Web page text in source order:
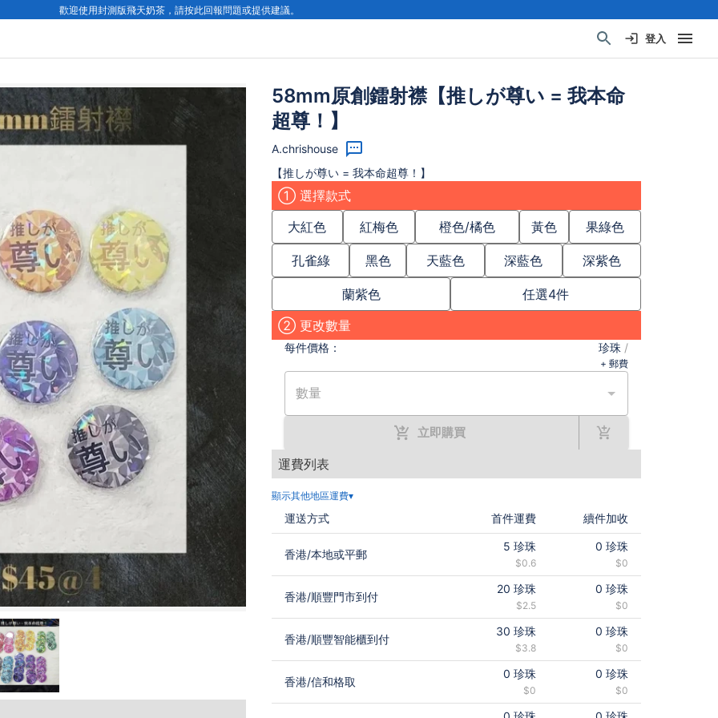
歡迎使用封測版飛天奶茶，請按此回報問題或提供建議。
登入
58mm原創鐳射襟【推しが尊い = 我本命
超尊！】
A.chrishouse
【推しが尊い = 我本命超尊！】
① 選擇款式
大紅色
紅梅色 橙色/橘色 黃色 果綠色
孔雀綠 黑色 天藍色 深藍色 深紫色
蘭紫色
任選4件
② 更改數量
每件價格： 珍珠 /
+ 郵費
數量
立即購買
運費列表
顯示其他地區運費▾
運送方式 首件運費 續件加收
香港/本地或平郵
5 珍珠
$0.6
0 珍珠
$0
香港/順豐門市到付
20 珍珠
$2.5
0 珍珠
$0
香港/順豐智能櫃到付
30 珍珠
$3.8
0 珍珠
$0
香港/信和格取
0 珍珠
$0
0 珍珠
$0